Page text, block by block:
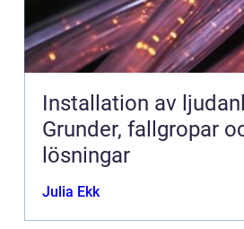
Installation av
Grunder, fallgropar
lösningar
Julia Ekk